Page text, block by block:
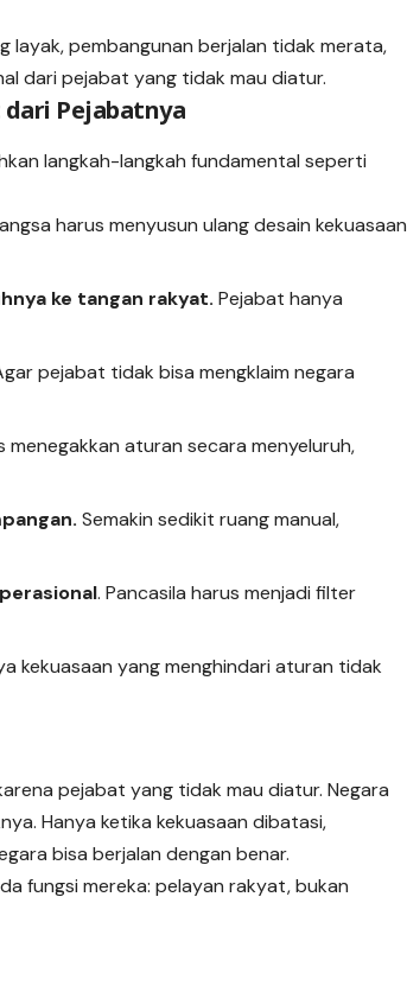
pembangunan berjalan tidak merata,
dari pejabat yang tidak mau diatur.
dari Pejabatnya
langkah-langkah fundamental seperti
harus menyusun ulang desain kekuasaan
ke tangan rakyat. Pejabat hanya
pejabat tidak bisa mengklaim negara
menegakkan aturan secara menyeluruh,
Semakin sedikit ruang manual,
. Pancasila harus menjadi filter
kekuasaan yang menghindari aturan tidak
pejabat yang tidak mau diatur. Negara
Hanya ketika kekuasaan dibatasi,
bisa berjalan dengan benar.
fungsi mereka: pelayan rakyat, bukan